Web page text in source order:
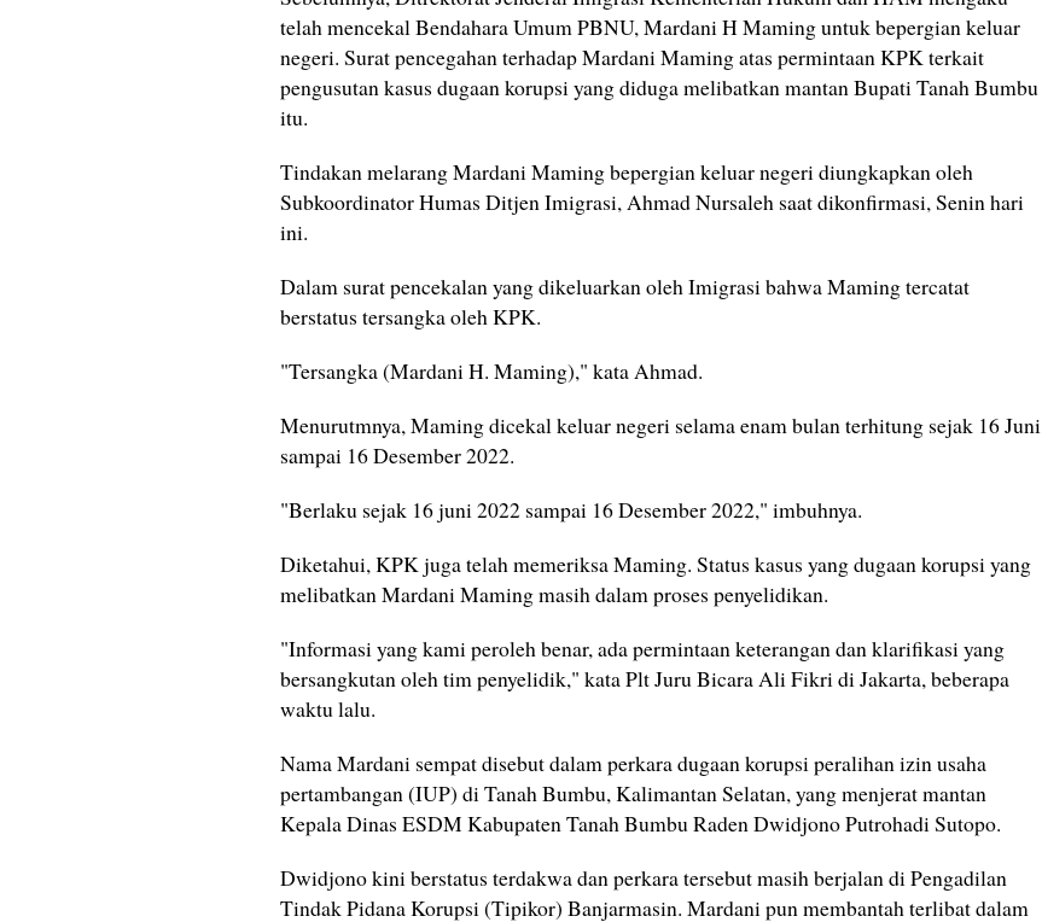
telah mencekal Bendahara Umum PBNU, Mardani H Maming untuk bepergian keluar
negeri. Surat pencegahan terhadap Mardani Maming atas permintaan KPK terkait
pengusutan kasus dugaan korupsi yang diduga melibatkan mantan Bupati Tanah Bumbu
itu.
Tindakan melarang Mardani Maming bepergian keluar negeri diungkapkan oleh
Subkoordinator Humas Ditjen Imigrasi, Ahmad Nursaleh saat dikonfirmasi, Senin hari
ini.
Dalam surat pencekalan yang dikeluarkan oleh Imigrasi bahwa Maming tercatat
berstatus tersangka oleh KPK.
"Tersangka (Mardani H. Maming)," kata Ahmad.
Menurutmnya, Maming dicekal keluar negeri selama enam bulan terhitung sejak 16 Juni
sampai 16 Desember 2022.
"Berlaku sejak 16 juni 2022 sampai 16 Desember 2022," imbuhnya.
Diketahui, KPK juga telah memeriksa Maming. Status kasus yang dugaan korupsi yang
melibatkan Mardani Maming masih dalam proses penyelidikan.
"Informasi yang kami peroleh benar, ada permintaan keterangan dan klarifikasi yang
bersangkutan oleh tim penyelidik," kata Plt Juru Bicara Ali Fikri di Jakarta, beberapa
waktu lalu.
Nama Mardani sempat disebut dalam perkara dugaan korupsi peralihan izin usaha
pertambangan (IUP) di Tanah Bumbu, Kalimantan Selatan, yang menjerat mantan
Kepala Dinas ESDM Kabupaten Tanah Bumbu Raden Dwidjono Putrohadi Sutopo.
Dwidjono kini berstatus terdakwa dan perkara tersebut masih berjalan di Pengadilan
Tindak Pidana Korupsi (Tipikor) Banjarmasin. Mardani pun membantah terlibat dalam